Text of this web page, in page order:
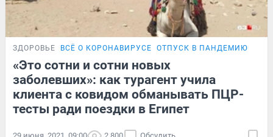
ЗДОРОВЬЕ ВСЁ О КОРОНАВИРУСЕ ОТПУСК В ПАНДЕМИЮ
«Это сотни и сотни новых
заболевших»: как турагент учила
клиента с ковидом обманывать ПЦР-
тесты ради поездки в Египет